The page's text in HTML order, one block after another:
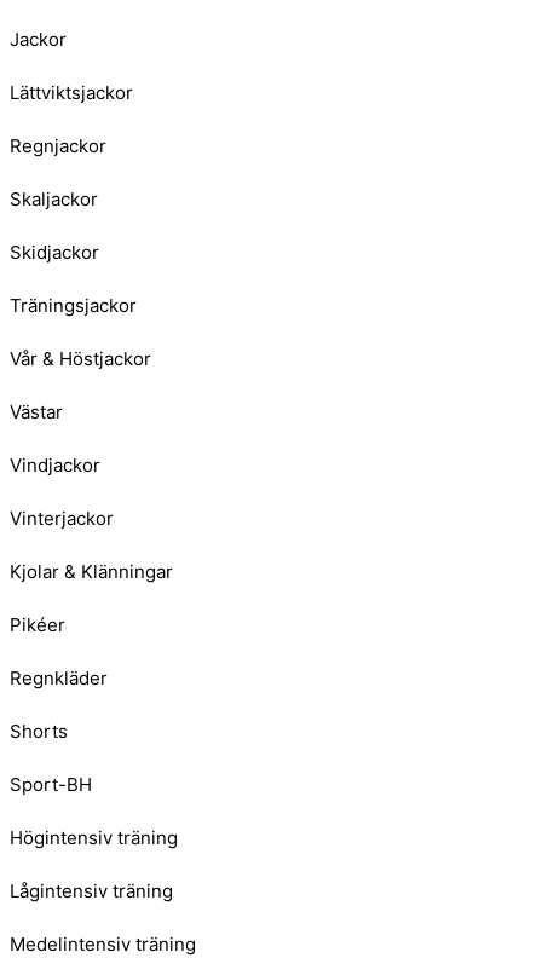
Jackor
Lättviktsjackor
Regnjackor
Skaljackor
Skidjackor
Träningsjackor
Vår & Höstjackor
Västar
Vindjackor
Vinterjackor
Kjolar & Klänningar
Pikéer
Regnkläder
Shorts
Sport-BH
Högintensiv träning
Lågintensiv träning
Medelintensiv träning